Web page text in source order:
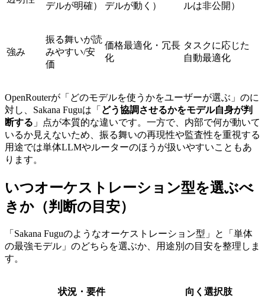
デルが明確） デルが動く） ルは非公開）
強み
振る舞いが読
みやすい/安
価
価格最適化・冗長
化
タスクに応じた
自動最適化
OpenRouterが「どのモデルを使うかをユーザーが選ぶ」のに
対し、Sakana Fuguは「 どう協調させるかをモデル自身が判
断する 」点が本質的な違いです。一方で、内部で何が動いて
いるか見えないため、振る舞いの再現性や監査性を重視する
用途では単体LLMやルーターのほうが扱いやすいこともあ
ります。
いつオーケストレーション型を選ぶべ
きか（判断の目安）
「Sakana Fuguのようなオーケストレーション型」と「単体
の最強モデル」のどちらを選ぶか、用途別の目安を整理しま
す。
状況・要件 向く選択肢